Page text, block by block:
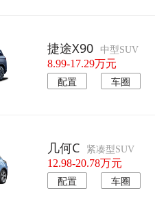
捷途X90 中型SUV
8.99-17.29万元
配置 车圈
几何C 紧凑型SUV
12.98-20.78万元
配置 车圈